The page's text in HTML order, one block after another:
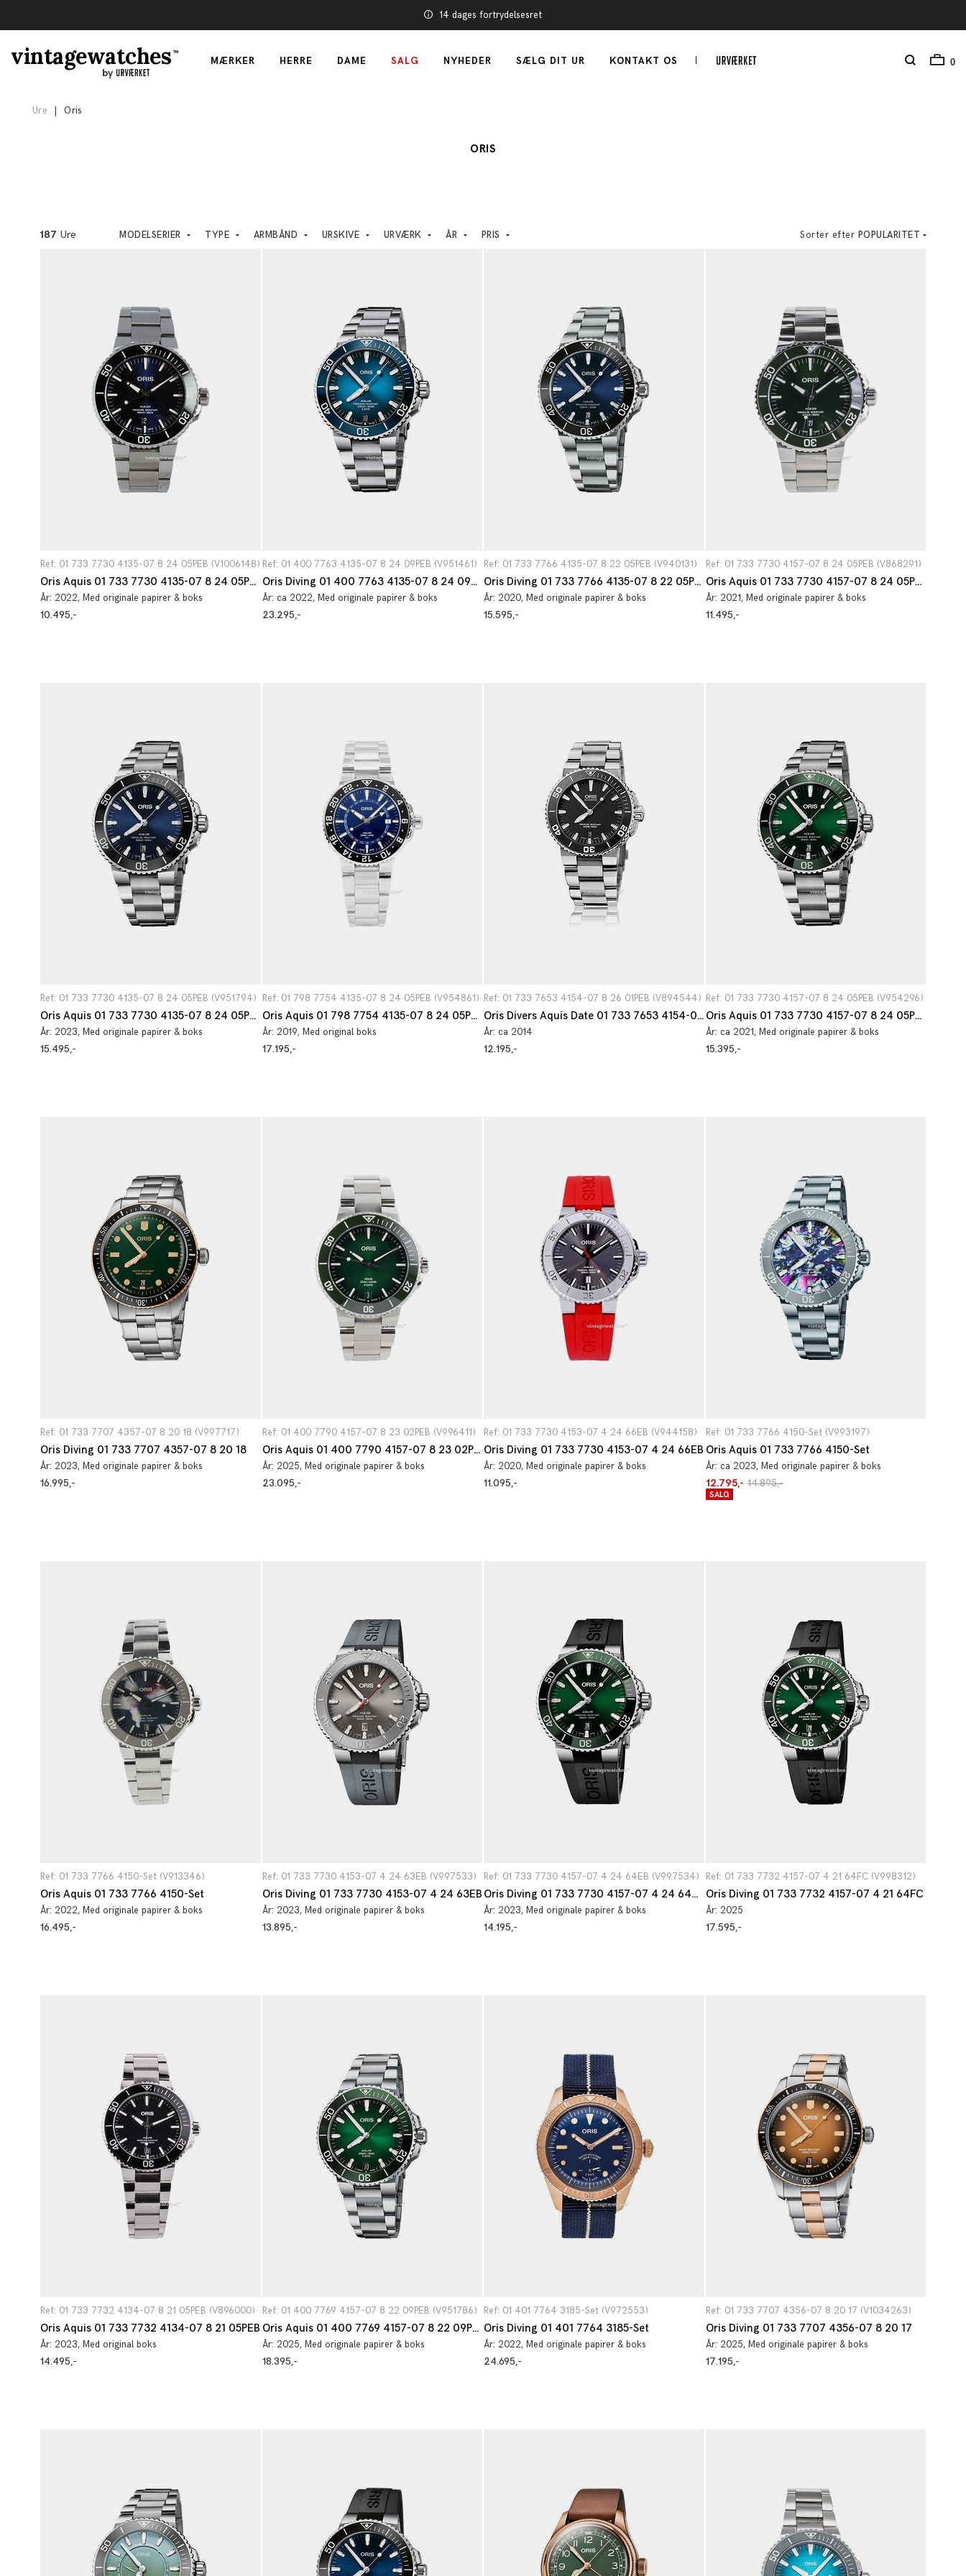
14 dages fortrydelsesret
vintagewatches TM
by
MÆRKER HERRE DAME SALG NYHEDER SÆLG DIT UR KONTAKT OS 0
Ure Oris
ORIS
187 Ure MODELSERIER TYPE ARMBÅND URSKIVE URVÆRK ÅR PRIS Sorter efter POPULARITET
Ref: 01 733 7730 4135-07 8 24 05PEB (V1006148)
Oris Aquis 01 733 7730 4135-07 8 24 05PEB
År: 2022, Med originale papirer & boks
10.495,-
Ref: 01 400 7763 4135-07 8 24 09PEB (V951461)
Oris Diving 01 400 7763 4135-07 8 24 09PEB
År: ca 2022, Med originale papirer & boks
23.295,-
Ref: 01 733 7766 4135-07 8 22 05PEB (V940131)
Oris Diving 01 733 7766 4135-07 8 22 05PEB
År: 2020, Med originale papirer & boks
15.595,-
Ref: 01 733 7730 4157-07 8 24 05PEB (V868291)
Oris Aquis 01 733 7730 4157-07 8 24 05PEB
År: 2021, Med originale papirer & boks
11.495,-
Ref: 01 733 7730 4135-07 8 24 05PEB (V951794)
Oris Aquis 01 733 7730 4135-07 8 24 05PEB
År: 2023, Med originale papirer & boks
15.495,-
Ref: 01 798 7754 4135-07 8 24 05PEB (V954861)
Oris Aquis 01 798 7754 4135-07 8 24 05PEB
År: 2019, Med original boks
17.195,-
Ref: 01 733 7653 4154-07 8 26 01PEB (V894544)
Oris Divers Aquis Date 01 733 7653 4154-07 8 26 01PEB
År: ca 2014
12.195,-
Ref: 01 733 7730 4157-07 8 24 05PEB (V954296)
Oris Aquis 01 733 7730 4157-07 8 24 05PEB
År: ca 2021, Med originale papirer & boks
15.395,-
Ref: 01 733 7707 4357-07 8 20 18 (V997717)
Oris Diving 01 733 7707 4357-07 8 20 18
År: 2023, Med originale papirer & boks
16.995,-
Ref: 01 400 7790 4157-07 8 23 02PEB (V996411)
Oris Aquis 01 400 7790 4157-07 8 23 02PEB
År: 2025, Med originale papirer & boks
23.095,-
Ref: 01 733 7730 4153-07 4 24 66EB (V944158)
Oris Diving 01 733 7730 4153-07 4 24 66EB
År: 2020, Med originale papirer & boks
11.095,-
Ref: 01 733 7766 4150-Set (V993197)
Oris Aquis 01 733 7766 4150-Set
År: ca 2023, Med originale papirer & boks
12.795,- 14.895,-
SALG
Ref: 01 733 7766 4150-Set (V913346)
Oris Aquis 01 733 7766 4150-Set
År: 2022, Med originale papirer & boks
16.495,-
Ref: 01 733 7730 4153-07 4 24 63EB (V997533)
Oris Diving 01 733 7730 4153-07 4 24 63EB
År: 2023, Med originale papirer & boks
13.895,-
Ref: 01 733 7730 4157-07 4 24 64EB (V997534)
Oris Diving 01 733 7730 4157-07 4 24 64EB
År: 2023, Med originale papirer & boks
14.195,-
Ref: 01 733 7732 4157-07 4 21 64FC (V998312)
Oris Diving 01 733 7732 4157-07 4 21 64FC
År: 2025
17.595,-
Ref: 01 733 7732 4134-07 8 21 05PEB (V896000)
Oris Aquis 01 733 7732 4134-07 8 21 05PEB
År: 2023, Med original boks
14.495,-
Ref: 01 400 7769 4157-07 8 22 09PEB (V951786)
Oris Aquis 01 400 7769 4157-07 8 22 09PEB
År: 2025, Med originale papirer & boks
18.395,-
Ref: 01 401 7764 3185-Set (V972553)
Oris Diving 01 401 7764 3185-Set
År: 2022, Med originale papirer & boks
24.695,-
Ref: 01 733 7707 4356-07 8 20 17 (V1034263)
Oris Diving 01 733 7707 4356-07 8 20 17
År: 2025, Med originale papirer & boks
17.195,-